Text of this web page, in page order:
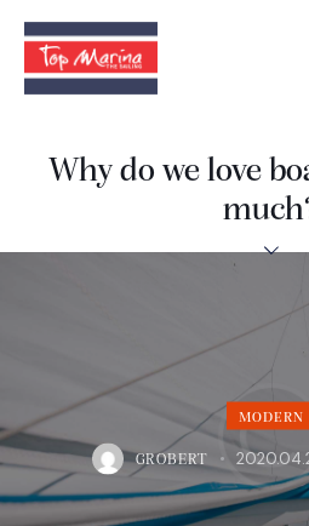
Why do we love
MODERN
GROBERT